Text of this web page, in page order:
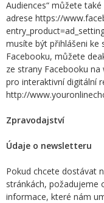
Audiences“ můžete
adrese https://
musíte být přihlášeni ke
Facebooku, můžete
ze strany Facebooku
pro interaktivní digitální
http://
Zpravodajství
Údaje o newsletteru
Pokud chcete dostávat
stránkách, požadujeme
informace, které nám